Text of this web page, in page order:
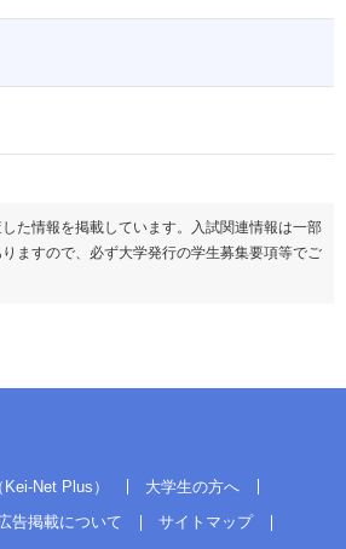
た情報を掲載しています。入試関連情報は一部
ますので、必ず大学発行の学生募集要項等でご
Net Plus）
大学生の方へ
告掲載について サイトマップ